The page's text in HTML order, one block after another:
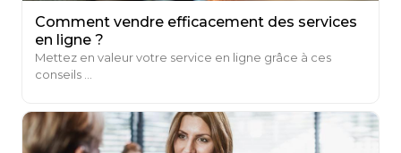
Comment vendre efficacement des services
en ligne ?
Mettez en valeur votre service en ligne grâce à ces
conseils ...